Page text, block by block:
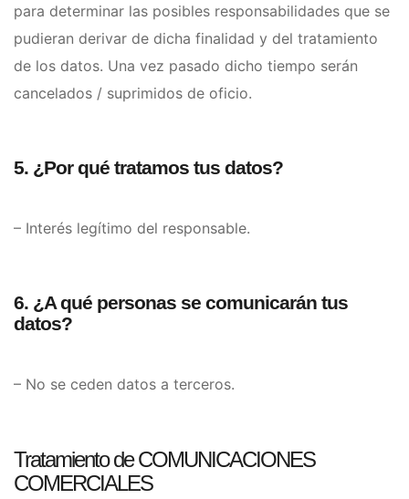
para determinar las posibles responsabilidades que se
pudieran derivar de dicha finalidad y del tratamiento
de los datos. Una vez pasado dicho tiempo serán
cancelados / suprimidos de oficio.
5. ¿Por qué tratamos tus datos?
– Interés legítimo del responsable.
6. ¿A qué personas se comunicarán tus
datos?
– No se ceden datos a terceros.
Tratamiento de COMUNICACIONES
COMERCIALES